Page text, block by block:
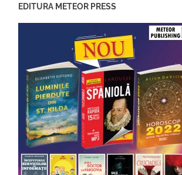
EDITURA METEOR PRESS